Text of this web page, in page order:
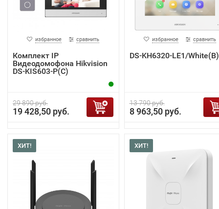
избранное сравнить
Комплект IP
Видеодомофона Hikvision
DS-KIS603-P(C)
29 890 руб.
19 428,50 руб.
избранное сравнить
DS-KH6320-LE1/White(B)
13 790 руб.
8 963,50 руб.
ХИТ! ХИТ!